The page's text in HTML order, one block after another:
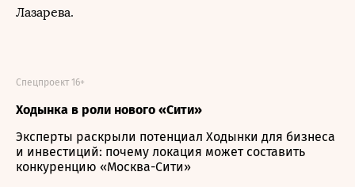
Лазарева.
Ходынка в роли нового «Сити»
Спецпроект 16+
Эксперты раскрыли потенциал Ходынки для бизнеса
и инвестиций: почему локация может составить
конкуренцию «Москва-Сити»